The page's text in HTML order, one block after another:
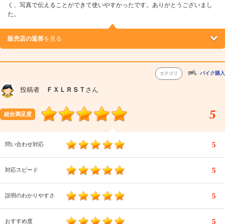
く、写真で伝えることができて使いやすかったです。ありがとうございまし
た。
販売店の返答を見る
カテゴリ バイク購入
投稿者 ＦＸＬＲＳＴ さん
総合満足度 5
問い合わせ対応 5
対応スピード 5
説明のわかりやすさ 5
おすすめ度 5